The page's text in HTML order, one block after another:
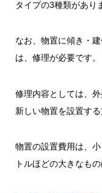
タイプの3種類があり
なお、物置に傾き・
は、修理が必要です。
修理内容としては、
新しい物置を設置する
物置の設置費用は、
トルほどの大きなも